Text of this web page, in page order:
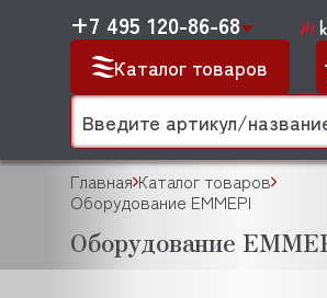
Каталог товаров
+7 495 120-86-68
Главная Каталог товаров
Оборудование EMMEPI
Оборудование